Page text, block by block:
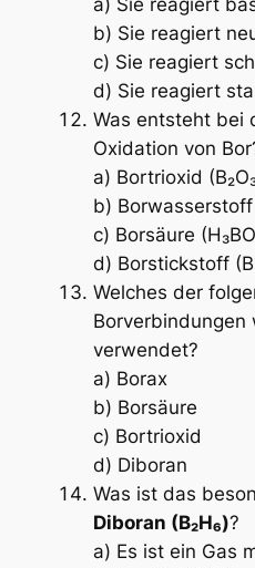
a) Sie reagiert
b) Sie reagiert
c) Sie reagiert
d) Sie reagiert
Was entsteht bei
Oxidation von
a) Bortrioxid
b) Borwasserstoff
c) Borsäure
d) Borstickstoff
Welches der
Borverbindungen
verwendet?
a) Borax
b) Borsäure
c) Bortrioxid
d) Diboran
Was ist das
Diboran (B₂H₆)?
a) Es ist ein Gas